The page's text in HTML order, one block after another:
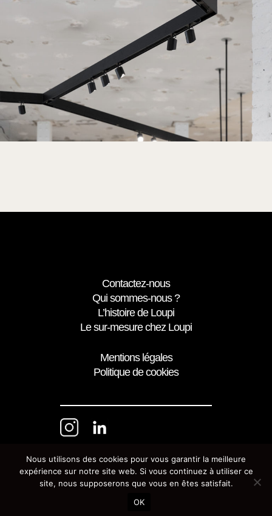
Contactez-nous
Qui sommes-nous ?
L’histoire de Loupi
Le sur-mesure chez Loupi
Mentions légales
Politique de cookies
Nous utilisons des cookies pour vous garantir la meilleure
expérience sur notre site web. Si vous continuez à utiliser ce
site, nous supposerons que vous en êtes satisfait.
OK